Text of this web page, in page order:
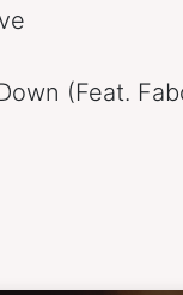
(Feat.